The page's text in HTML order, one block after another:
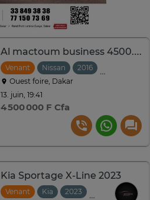
Al mactoum business 4500.000 sous DOUANE
Venant Nissan 2016
Ouest foire, Dakar
13. juin, 19:41
4 500 000 F Cfa
Kia Sportage X-Line 2023
Venant Kia 2023
Automatique